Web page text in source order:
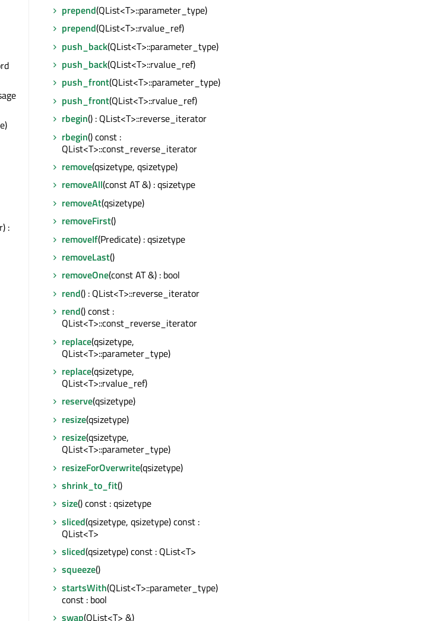
:
prepend(QList<T>::parameter_type)
prepend(QList<T>::rvalue_ref)
push_back(QList<T>::parameter_type)
push_back(QList<T>::rvalue_ref)
push_front(QList<T>::parameter_type)
push_front(QList<T>::rvalue_ref)
rbegin() : QList<T>::reverse_iterator
rbegin() const :
QList<T>::const_reverse_iterator
remove(qsizetype, qsizetype)
removeAll(const AT &) : qsizetype
removeAt(qsizetype)
removeFirst()
removeIf(Predicate) : qsizetype
removeLast()
removeOne(const AT &) : bool
rend() : QList<T>::reverse_iterator
rend() const :
QList<T>::const_reverse_iterator
replace(qsizetype,
QList<T>::parameter_type)
replace(qsizetype,
QList<T>::rvalue_ref)
reserve(qsizetype)
resize(qsizetype)
resize(qsizetype,
QList<T>::parameter_type)
resizeForOverwrite(qsizetype)
shrink_to_fit()
size() const : qsizetype
sliced(qsizetype, qsizetype) const :
QList<T>
sliced(qsizetype) const : QList<T>
squeeze()
startsWith(QList<T>::parameter_type)
const : bool
swap(QList<T> &)